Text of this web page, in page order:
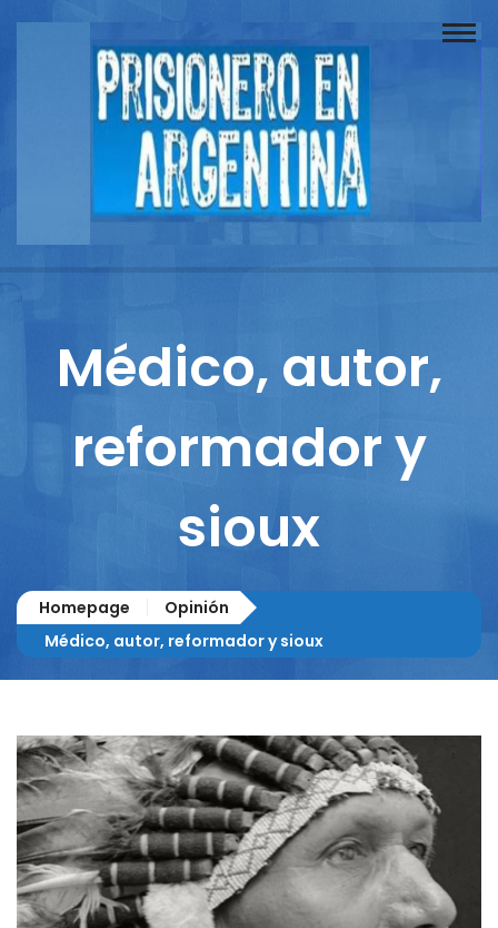
Buscador
Documentos
Reportajes
Columnistas
Médico, autor,
reformador y
sioux
Homepage
Opinión
Médico, autor, reformador y sioux